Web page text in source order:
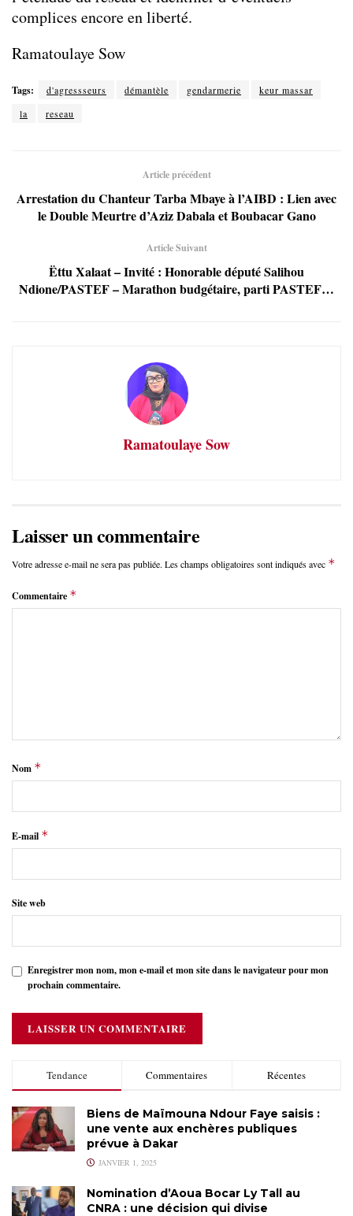
complices encore en liberté.
Ramatoulaye Sow
Tags: d'agressseurs démantèle gendarmerie
keur massar
la
reseau
Article précédent
Arrestation du Chanteur Tarba Mbaye à l’AIBD : Lien avec
le Double Meurtre d’Aziz Dabala et Boubacar Gano
Article Suivant
Ëttu Xalaat – Invité : Honorable député Salihou
Ndione/PASTEF – Marathon budgétaire, parti PASTEF…
Ramatoulaye Sow
Laisser un commentaire
Votre adresse e-mail ne sera pas publiée. Les champs obligatoires sont indiqués avec *
Commentaire *
Nom *
E-mail *
Site web
Enregistrer mon nom, mon e-mail et mon site dans le navigateur pour mon
prochain commentaire.
Tendance Commentaires Récentes
Biens de Maïmouna Ndour Faye saisis :
une vente aux enchères publiques
prévue à Dakar
JANVIER 1, 2025
Nomination d’Aoua Bocar Ly Tall au
CNRA : une décision qui divise